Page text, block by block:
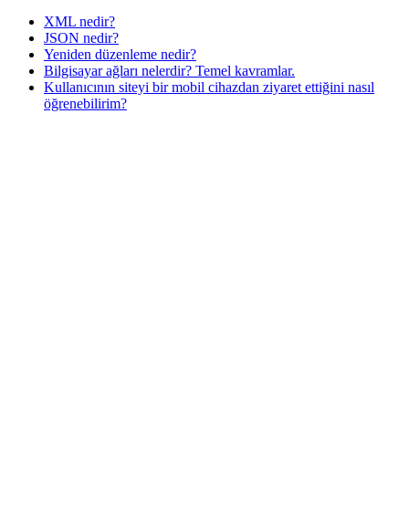
XML nedir?
JSON nedir?
Yeniden düzenleme nedir?
Bilgisayar ağları nelerdir? Temel kavramlar.
Kullanıcının siteyi bir mobil cihazdan ziyaret ettiğini nasıl
öğrenebilirim?